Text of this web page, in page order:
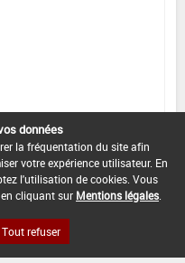
données
la fréquentation du site afin
votre expérience utilisateur. En
l'utilisation de cookies. Vous
cliquant sur Mentions légales
Tout refuser